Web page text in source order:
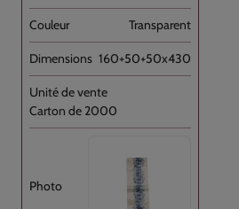
Transparent
160+50+50x430
Carton de 2000